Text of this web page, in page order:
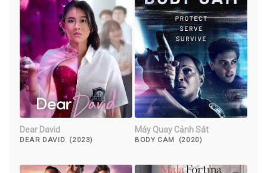
Dear David
DEAR DAVID (2023)
Máy Quay Cảnh Sát
BODY CAM (2020)